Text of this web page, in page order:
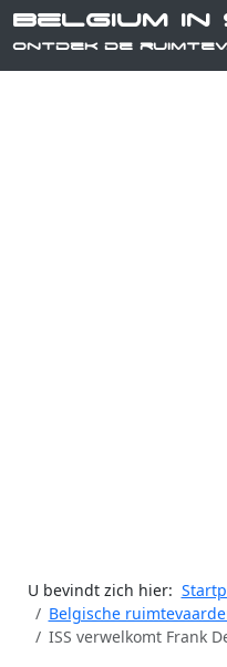
Belgium in
Ontdek de
U bevindt zich hier:
Belgische
ISS verwelkomt Frank